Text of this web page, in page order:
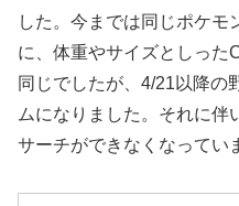
した。今までは同じポケモ
に、体重やサイズとしった
同じでしたが、4/21以降の
ムになりました。それに伴
サーチができなくなってい